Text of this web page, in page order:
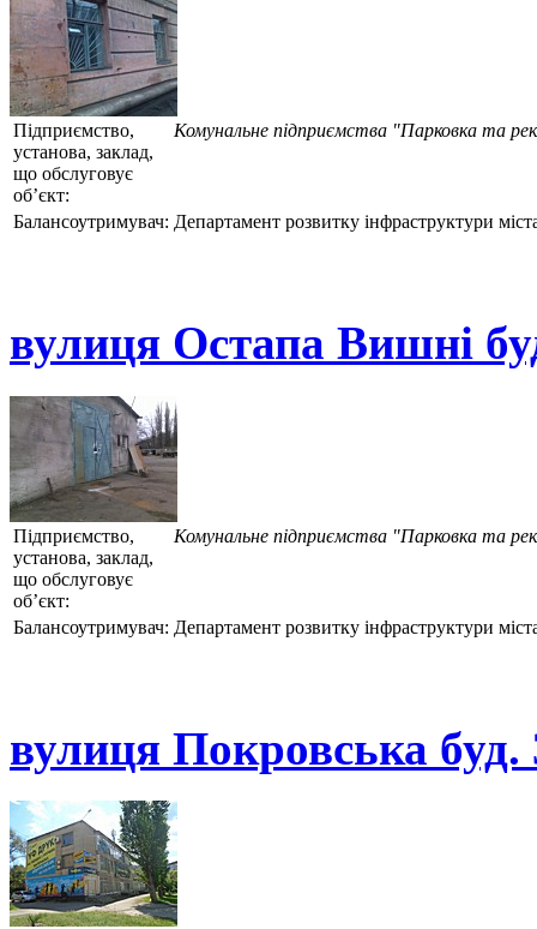
Підприємство,
установа, заклад,
що обслуговує
об’єкт:
Комунальне підприємства "Парковка та
Балансоутримувач: Департамент розвитку інфраструктури
вулиця Остапа Вишні
Підприємство,
установа, заклад,
що обслуговує
об’єкт:
Комунальне підприємства "Парковка та
Балансоутримувач: Департамент розвитку інфраструктури
вулиця Покровська буд.